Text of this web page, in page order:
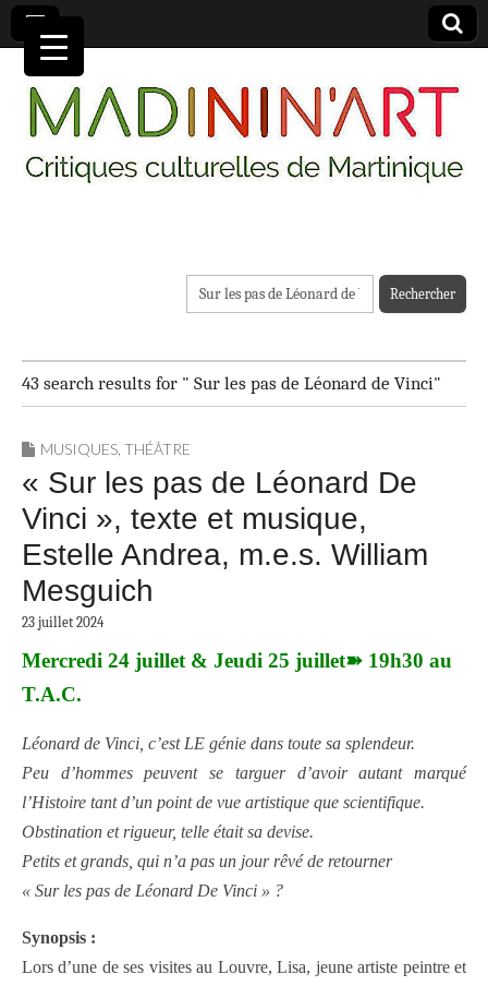
MADININ'ART
Rechercher :
43 search results for " Sur les pas de Léonard de Vinci"
MUSIQUES, THÉÂTRE
« Sur les pas de Léonard De
Vinci », texte et musique,
Estelle Andrea, m.e.s. William
Mesguich
23 juillet 2024
Mercredi 24 juillet & Jeudi 25 juillet➽ 19h30 au
T.A.C.
Léonard de Vinci, c’est LE génie dans toute sa splendeur.
Peu d’hommes peuvent se targuer d’avoir autant marqué
l’Histoire tant d’un point de vue artistique que scientifique.
Obstination et rigueur, telle était sa devise.
Petits et grands, qui n’a pas un jour rêvé de retourner
« Sur les pas de Léonard De Vinci » ?
Synopsis :
Lors d’une de ses visites au Louvre, Lisa, jeune artiste peintre et